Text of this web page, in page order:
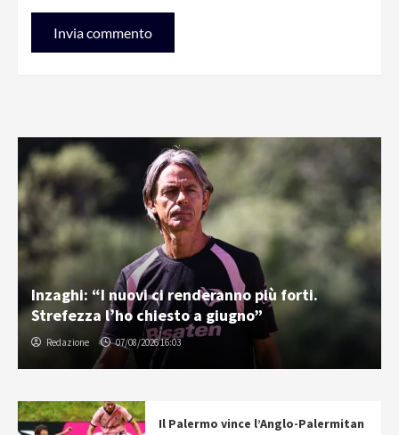
Inzaghi: “I nuovi ci renderanno più forti.
Strefezza l’ho chiesto a giugno”
Redazione 07/08/2026 16:03
Il Palermo vince l’Anglo-Palermitan